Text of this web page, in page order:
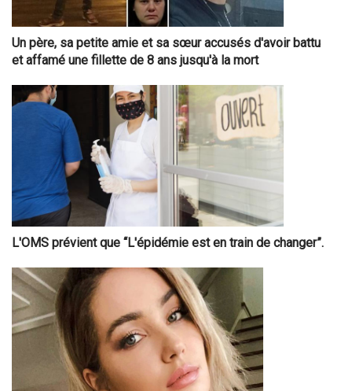
Un père, sa petite amie et sa sœur accusés d'avoir battu
et affamé une fillette de 8 ans jusqu'à la mort
L'OMS prévient que “L'épidémie est en train de changer”.